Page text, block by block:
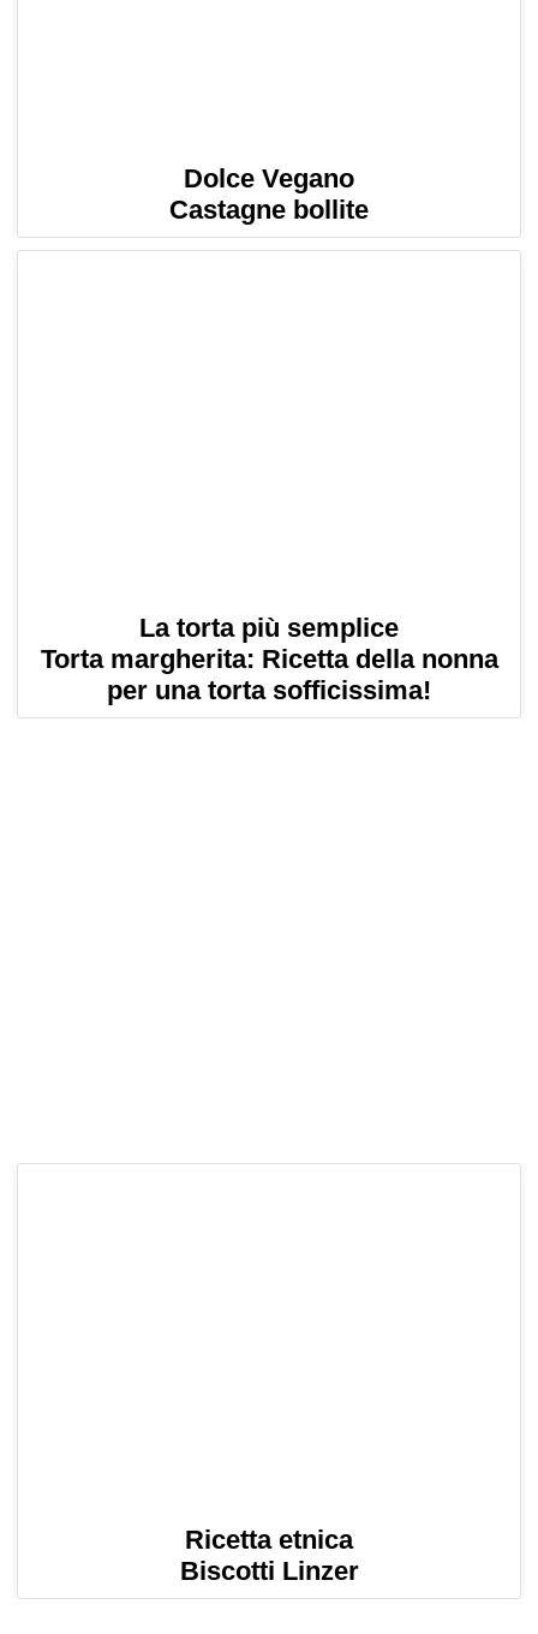
Dolce Vegano
Castagne bollite
La torta più semplice
Torta margherita: Ricetta della nonna
per una torta sofficissima!
Ricetta etnica
Biscotti Linzer